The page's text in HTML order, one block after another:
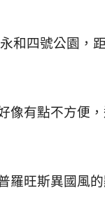
和四號公園，
像有點不方便
羅旺斯異國風